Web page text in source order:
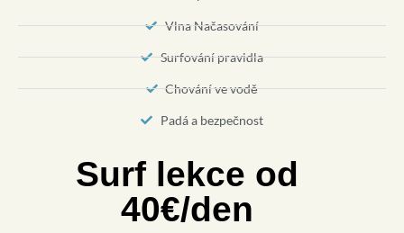
Vlna Načasování
Surfování pravidla
Chování ve vodě
Padá a bezpečnost
Surf lekce od
40€/den